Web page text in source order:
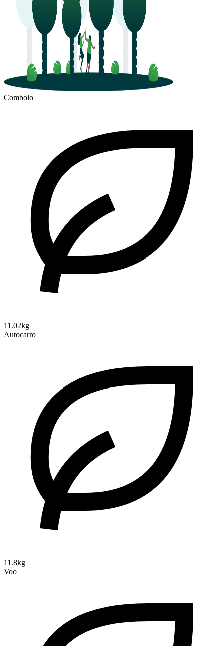
Comboio
11.02kg
Autocarro
11.8kg
Voo